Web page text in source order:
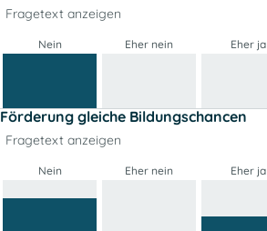
Fragetext anzeigen
Nein Eher nein Eher ja
Förderung gleiche Bildungschancen
Fragetext anzeigen
Nein Eher nein Eher ja